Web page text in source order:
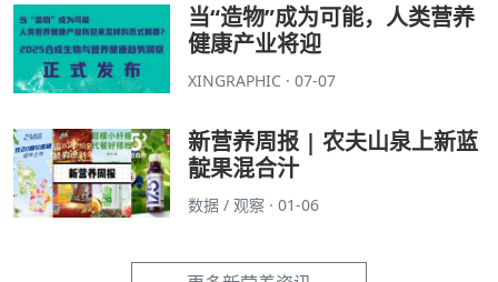
当“造物”成为可能，人类营养
健康产业将迎
XINGRAPHIC · 07-07
新营养周报 | 农夫山泉上新蓝
靛果混合汁
数据 / 观察 · 01-06